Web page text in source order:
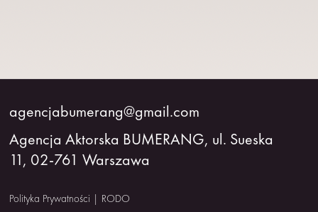
WSPÓŁPRACA
O
NAS
agencjabumerang@gmail.com
Agencja Aktorska BUMERANG, ul. Sueska
11, 02-761 Warszawa
Polityka Prywatności | RODO